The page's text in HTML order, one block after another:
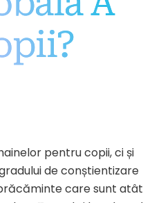
pentru copii, ci și
de conștientizare
care sunt atât